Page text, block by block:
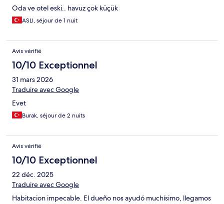
Oda ve otel eski.. havuz çok küçük
ASLI, séjour de 1 nuit
Avis vérifié
10/10 Exceptionnel
31 mars 2026
Traduire avec Google
Evet
Burak, séjour de 2 nuits
Avis vérifié
10/10 Exceptionnel
22 déc. 2025
Traduire avec Google
Habitacion impecable. El dueño nos ayudó muchísimo, llegamos